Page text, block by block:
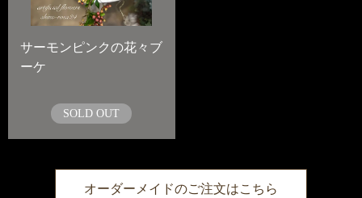
サーモンピンクの花々ブ
ーケ
SOLD OUT
オーダーメイドのご注文はこちら